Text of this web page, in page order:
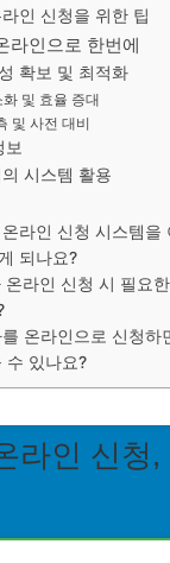
인 신청을 위한 팁
라인으로 한번에
확보 및 최적화
및 효율 증대
및 사전 대비
보
시스템 활용
라인 신청 시스템을
되나요?
온라인 신청 시 필요
온라인으로 신청하
수 있나요?
라인 신청,